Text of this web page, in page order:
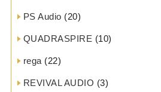
PS Audio (20)
QUADRASPIRE (10)
rega (22)
REVIVAL AUDIO (3)